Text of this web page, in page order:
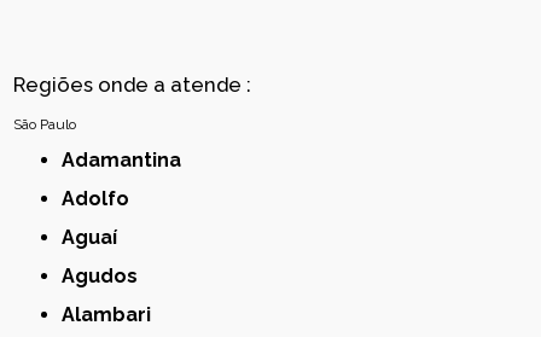
Regiões onde a atende :
São Paulo
Adamantina
Adolfo
Aguaí
Agudos
Alambari